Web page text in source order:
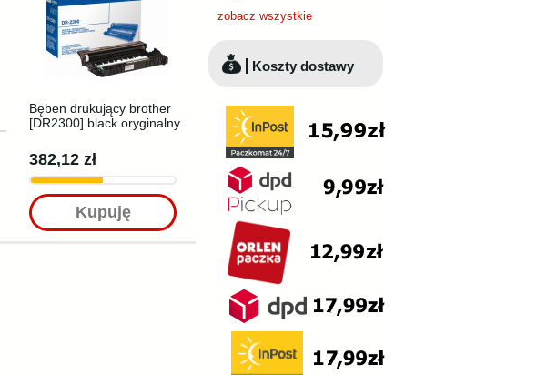
Bęben drukujący brother
[DR2300] black oryginalny
382,12 zł
Kupuję
zobacz wszystkie
Koszty dostawy